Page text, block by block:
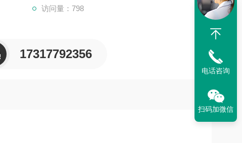
访问量：798
17317792356
电话咨询
扫码加微信